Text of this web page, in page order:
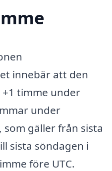
innebär att den
timme under
under
gäller från sista
sista söndagen i
före UTC.